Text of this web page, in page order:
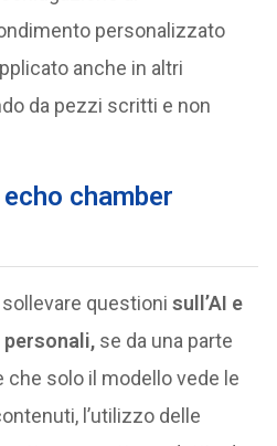
personalizzato
anche in altri
da pezzi scritti e non
chamber
questioni sull’AI e
se da una parte
solo il modello vede le
l’utilizzo delle